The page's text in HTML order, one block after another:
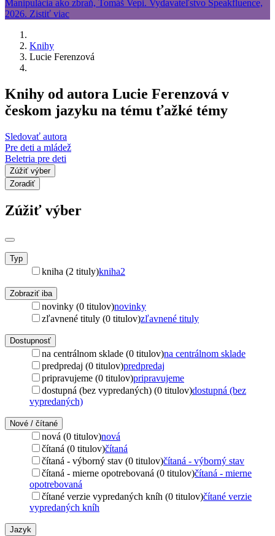
Knihy
Lucie Ferenzová
Knihy od autora Lucie Ferenzová v
českom jazyku na tému ťažké témy
Sledovať autora
Pre deti a mládež
Beletria pre deti
Zúžiť výber
Zoradiť
Zúžiť výber
Typ
kniha (2 tituly)kniha2
Zobraziť iba
novinky (0 titulov)novinky
zľavnené tituly (0 titulov)zľavnené tituly
Dostupnosť
na centrálnom sklade (0 titulov)na centrálnom sklade
predpredaj (0 titulov)predpredaj
pripravujeme (0 titulov)pripravujeme
dostupná (bez vypredaných) (0 titulov)dostupná (bez
vypredaných)
Nové / čítané
nová (0 titulov)nová
čítaná (0 titulov)čítaná
čítaná - výborný stav (0 titulov)čítaná - výborný stav
čítaná - mierne opotrebovaná (0 titulov)čítaná - mierne
opotrebovaná
čítané verzie vypredaných kníh (0 titulov)čítané verzie
vypredaných kníh
Jazyk